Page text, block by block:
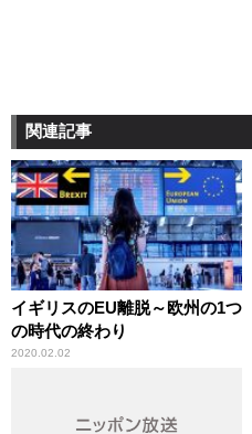
関連記事
イギリスのEU離脱～欧州の1つ
の時代の終わり
2020.02.02